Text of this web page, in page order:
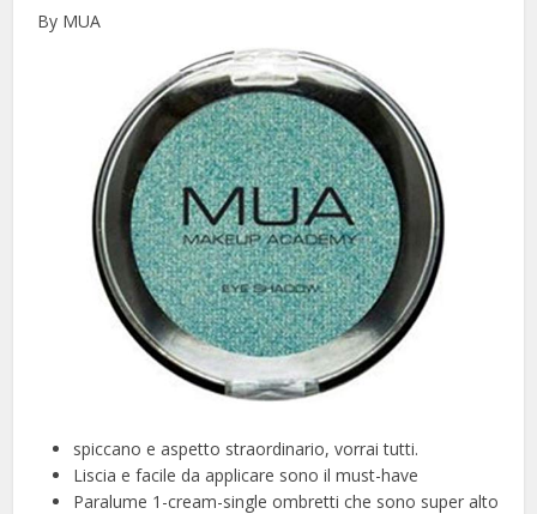
By MUA
spiccano e aspetto straordinario, vorrai tutti.
Liscia e facile da applicare sono il must-have
Paralume 1-cream-single ombretti che sono super alto